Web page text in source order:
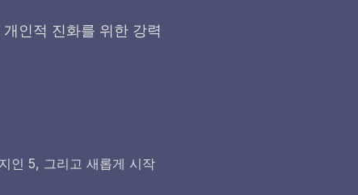
인적 진화를 위한 강력
인 5, 그리고 새롭게 시작